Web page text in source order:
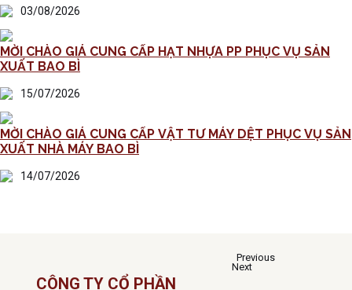
Previous
Next
03/08/2026
MỜI CHÀO GIÁ CUNG CẤP HẠT NHỰA PP PHỤC VỤ SẢN
XUẤT BAO BÌ
15/07/2026
MỜI CHÀO GIÁ CUNG CẤP VẬT TƯ MÁY DỆT PHỤC VỤ SẢN
XUẤT NHÀ MÁY BAO BÌ
14/07/2026
CÔNG TY CỔ PHẦN